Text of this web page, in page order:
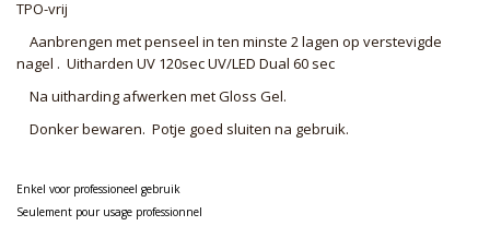
TPO-vrij
Aanbrengen met penseel in ten minste 2 lagen op verstevigde
nagel . Uitharden UV 120sec UV/LED Dual 60 sec
Na uitharding afwerken met Gloss Gel.
Donker bewaren. Potje goed sluiten na gebruik.
Enkel voor professioneel gebruik
Seulement pour usage professionnel